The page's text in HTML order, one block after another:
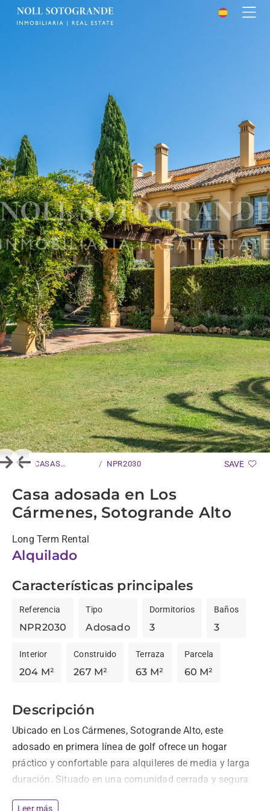
Previous
Next
CASAS
NPR2030 SAVE
Casa adosada en Los
Cármenes, Sotogrande Alto
Long Term Rental
Alquilado
Características principales
Referencia
NPR2030
Tipo
Adosado
Dormitorios
3
Baños
3
Interior
204 M²
Construido
267 M²
Terraza
63 M²
Parcela
60 M²
Descripción
Ubicado en Los Cármenes, Sotogrande Alto, este
adosado en primera línea de golf ofrece un hogar
práctico y confortable para alquileres de media y larga
duración. Situado en una comunidad cerrada y segura
Leer más